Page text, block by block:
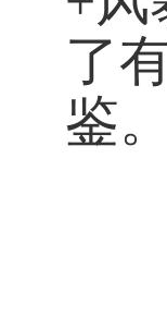
了
鉴。